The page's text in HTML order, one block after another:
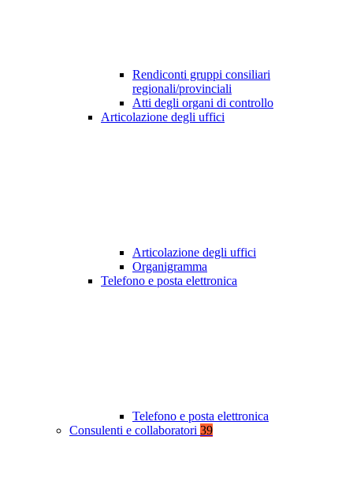
Rendiconti gruppi consiliari
regionali/provinciali
Atti degli organi di controllo
Articolazione degli uffici
Articolazione degli uffici
Organigramma
Telefono e posta elettronica
Telefono e posta elettronica
Consulenti e collaboratori 39